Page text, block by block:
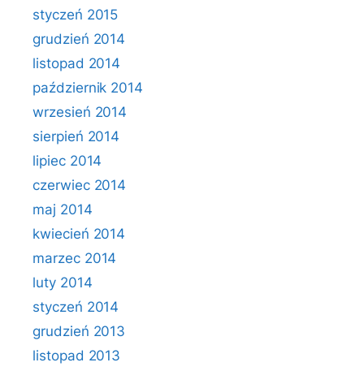
styczeń 2015
grudzień 2014
listopad 2014
październik 2014
wrzesień 2014
sierpień 2014
lipiec 2014
czerwiec 2014
maj 2014
kwiecień 2014
marzec 2014
luty 2014
styczeń 2014
grudzień 2013
listopad 2013